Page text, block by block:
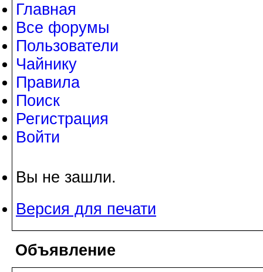
Главная
Все форумы
Пользователи
Чайнику
Правила
Поиск
Регистрация
Войти
Вы не зашли.
Версия для печати
Объявление